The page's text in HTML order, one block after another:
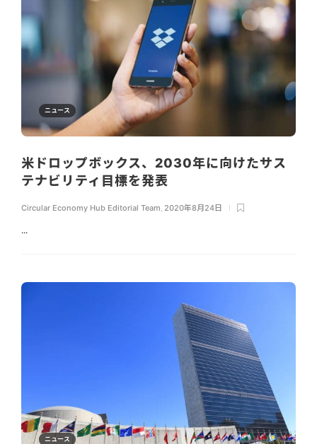
ニュース
米ドロップボックス、2030年に向けたサス
テナビリティ目標を発表
Circular Economy Hub Editorial Team 2020年8月24日
...
ニュース